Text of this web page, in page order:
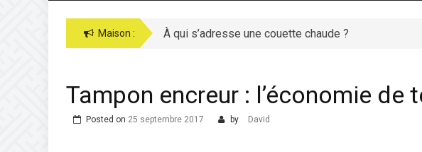
Maison : À qui s’adresse une couette chaude ?
Tampon encreur : l’économie de
Posted on 25 septembre 2017 by David